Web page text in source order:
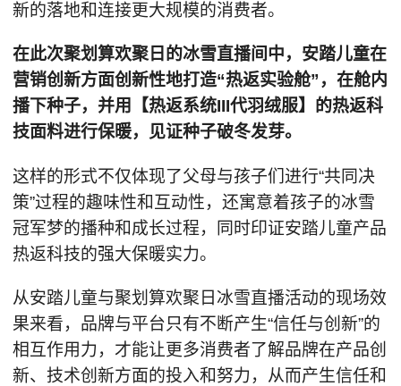
新的落地和连接更大规模的消费者。
在此次聚划算欢聚日的冰雪直播间中，安踏儿童在
营销创新方面创新性地打造“热返实验舱”，在舱内
播下种子，并用【热返系统III代羽绒服】的热返科
技面料进行保暖，见证种子破冬发芽。
这样的形式不仅体现了父母与孩子们进行“共同决
策”过程的趣味性和互动性，还寓意着孩子的冰雪
冠军梦的播种和成长过程，同时印证安踏儿童产品
热返科技的强大保暖实力。
从安踏儿童与聚划算欢聚日冰雪直播活动的现场效
果来看，品牌与平台只有不断产生“信任与创新”的
相互作用力，才能让更多消费者了解品牌在产品创
新、技术创新方面的投入和努力，从而产生信任和